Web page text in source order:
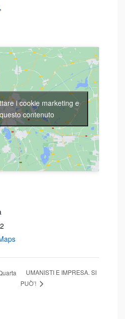
,
i cookie marketing e
contenuto
UMANISTI E IMPRESA. SI
PUÒ’!